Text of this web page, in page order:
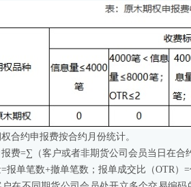
合约申报费按合约月份统计。
费=∑（客户或者非期货公司会员当日在合
报单笔数+撤单笔数；报单成交比（OTR）